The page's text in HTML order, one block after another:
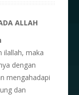
ALLAH
ilallah, maka
dengan
mengahadapi
dan